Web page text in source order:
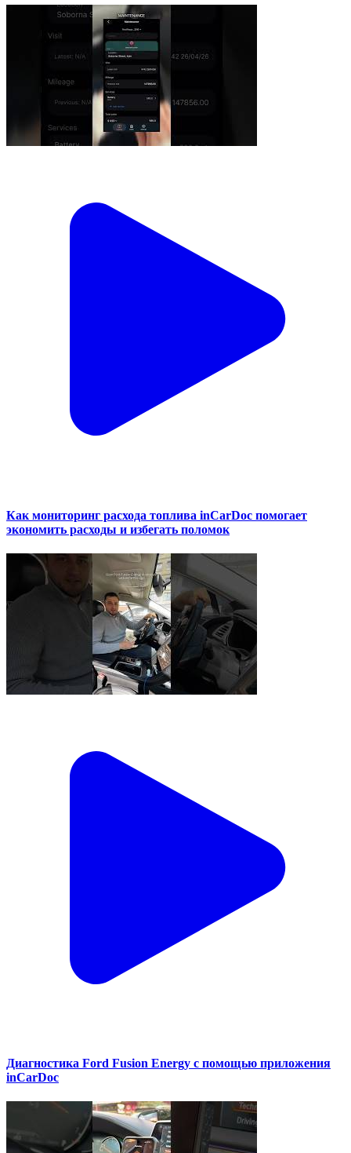
Как мониторинг расхода топлива inCarDoc помогает
экономить расходы и избегать поломок
Диагностика Ford Fusion Energy с помощью приложения
inCarDoc